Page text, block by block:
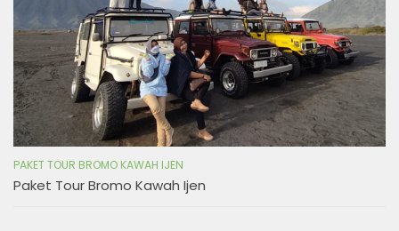
PAKET TOUR BROMO KAWAH IJEN
Paket Tour Bromo Kawah Ijen